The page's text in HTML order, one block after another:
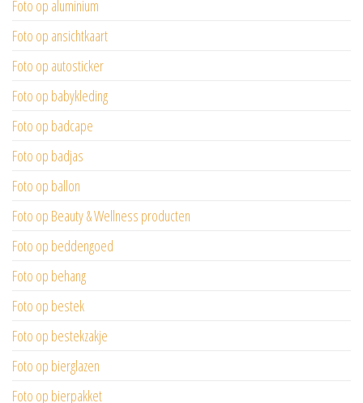
Foto op aluminium
Foto op ansichtkaart
Foto op autosticker
Foto op babykleding
Foto op badcape
Foto op badjas
Foto op ballon
Foto op Beauty & Wellness producten
Foto op beddengoed
Foto op behang
Foto op bestek
Foto op bestekzakje
Foto op bierglazen
Foto op bierpakket